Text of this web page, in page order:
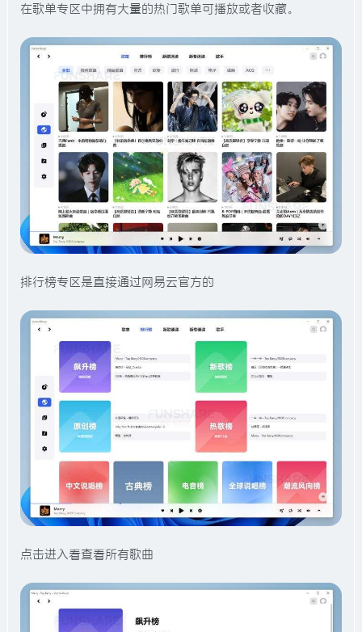
在歌单专区中拥有大量的热门歌单可播放或者收藏。
排行榜专区是直接通过网易云官方的
点击进入看查看所有歌曲